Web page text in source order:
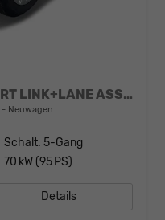
Selection PDC+LED+SMART LINK+LANE ASSIST
Neuwagen
Schalt. 5-Gang
70 kW (95 PS)
Details